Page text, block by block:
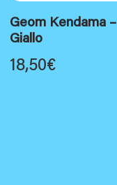
Geom Kendama –
Giallo
18,50€